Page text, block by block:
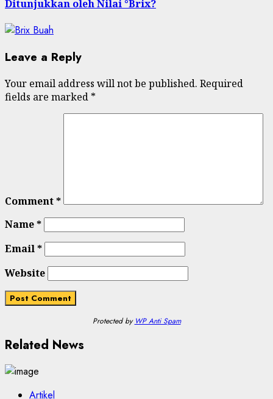
Ditunjukkan oleh Nilai °Brix?
Leave a Reply
Your email address will not be published. Required
fields are marked *
Comment*
Name*
Email*
Website
Protected by WP Anti Spam
Related News
Artikel